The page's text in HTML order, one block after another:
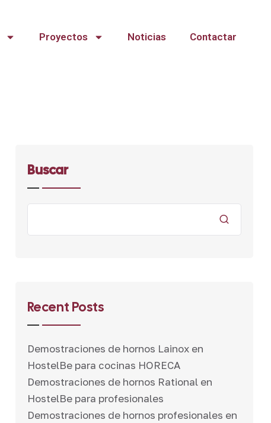
Proyectos Noticias Contactar
Buscar
Recent Posts
Demostraciones de hornos Lainox en
HostelBe para cocinas HORECA
Demostraciones de hornos Rational en
HostelBe para profesionales
Demostraciones de hornos profesionales en